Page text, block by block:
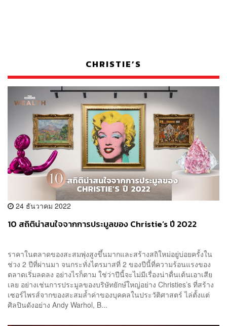
CHRISTIE’S
24 ธันวาคม 2022
10 สถิติน่าสนใจจากการประมูลของ Christie’s ปี 2022
ราคาในตลาดของสะสมพุ่งสูงขึ้นมากและสร้างสถิใหม่อยู่บ่อยครั้งใน
ช่วง 2 ปีที่ผ่านมา จนกระทั่งไตรมาสที่ 2 ของปีนี้ที่ความร้อนแรงของ
ตลาดเริ่มลดลง อย่างไรก็ตาม ใช่ว่าปีนี้จะไม่มีเรื่องน่าตื่นเต้นเอาเสีย
เลย อย่างเช่นการประมูลของบริษัทยักษ์ใหญ่อย่าง Christies’s ที่สร้าง
เซอร์ไพรส์จากของสะสมล้ำค่าของบุคคลในประวัติศาสตร์ ไล่ตั้งแต่
ศิลปินดังอย่าง Andy Warhol, B...